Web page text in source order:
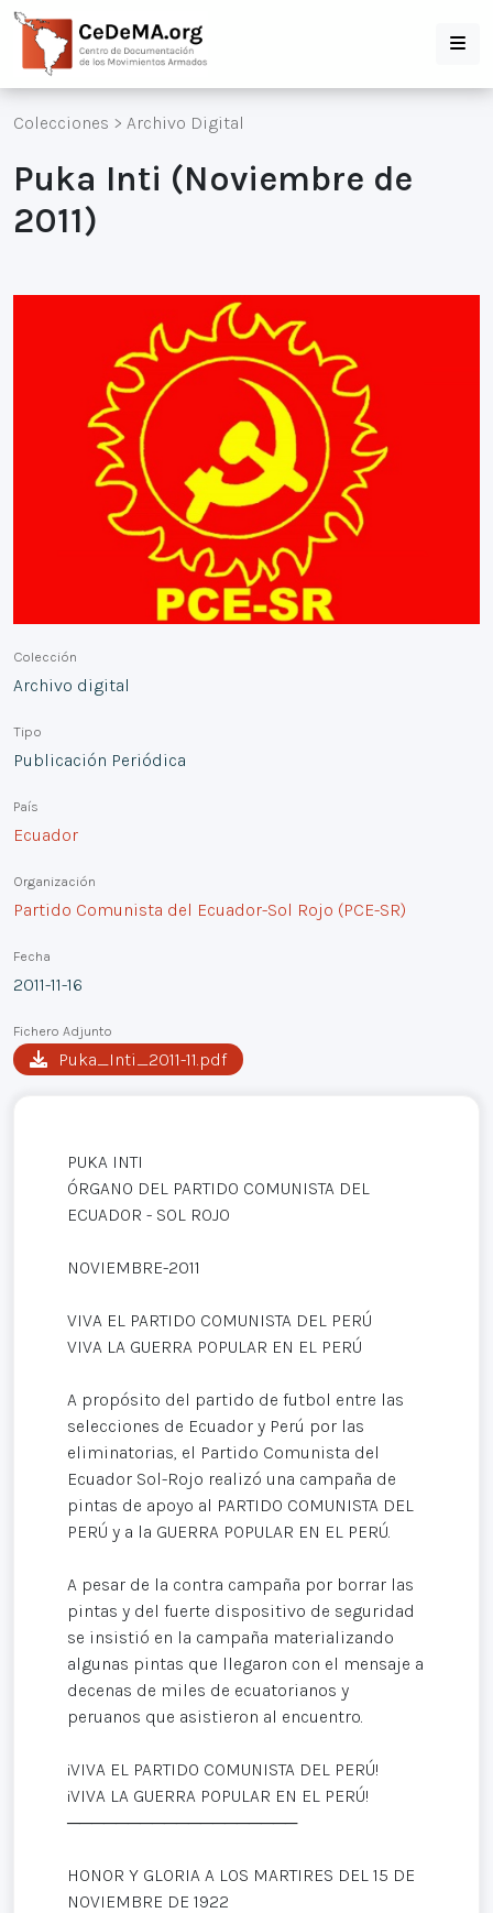
Colecciones > Archivo Digital
Puka Inti (Noviembre de
2011)
Colección
Archivo digital
Tipo
Publicación Periódica
País
Ecuador
Organización
Partido Comunista del Ecuador-Sol Rojo (PCE-SR)
Fecha
2011-11-16
Fichero Adjunto
Puka_Inti_2011-11.pdf
PUKA INTI
ÓRGANO DEL PARTIDO COMUNISTA DEL
ECUADOR - SOL ROJO
NOVIEMBRE-2011
VIVA EL PARTIDO COMUNISTA DEL PERÚ
VIVA LA GUERRA POPULAR EN EL PERÚ
A propósito del partido de futbol entre las
selecciones de Ecuador y Perú por las
eliminatorias, el Partido Comunista del
Ecuador Sol-Rojo realizó una campaña de
pintas de apoyo al PARTIDO COMUNISTA DEL
PERÚ y a la GUERRA POPULAR EN EL PERÚ.
A pesar de la contra campaña por borrar las
pintas y del fuerte dispositivo de seguridad
se insistió en la campaña materializando
algunas pintas que llegaron con el mensaje a
decenas de miles de ecuatorianos y
peruanos que asistieron al encuentro.
¡VIVA EL PARTIDO COMUNISTA DEL PERÚ!
¡VIVA LA GUERRA POPULAR EN EL PERÚ!
───────────────────
HONOR Y GLORIA A LOS MARTIRES DEL 15 DE
NOVIEMBRE DE 1922